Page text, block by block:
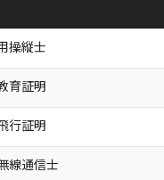
操縦士
育証明
行証明
線通信士